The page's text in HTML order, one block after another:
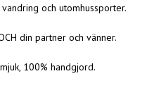
och utomhussporter.
din partner och vänner.
100% handgjord.